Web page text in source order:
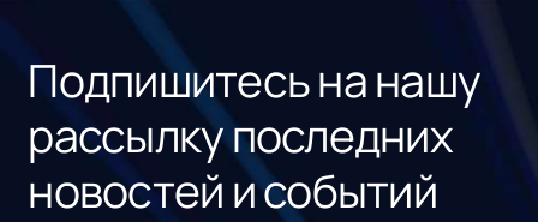
Подпишитесь на нашу
рассылку последних
новостей и событий